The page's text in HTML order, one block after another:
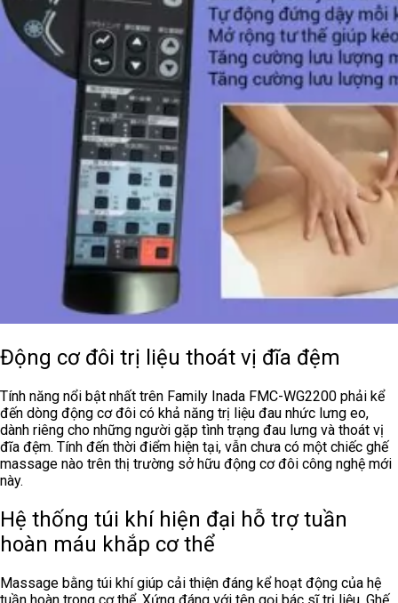
Động cơ đôi trị liệu thoát vị đĩa đệm
Tính năng nổi bật nhất trên Family Inada FMC-WG2200 phải kể
đến dòng động cơ đôi có khả năng trị liệu đau nhức lưng eo,
dành riêng cho những người gặp tình trạng đau lưng và thoát vị
đĩa đệm. Tính đến thời điểm hiện tại, vẫn chưa có một chiếc ghế
massage nào trên thị trường sở hữu động cơ đôi công nghệ mới
này.
Hệ thống túi khí hiện đại hỗ trợ tuần
hoàn máu khắp cơ thể
Massage bằng túi khí giúp cải thiện đáng kể hoạt động của hệ
tuần hoàn trong cơ thể. Xứng đáng với tên gọi bác sĩ trị liệu, Ghế